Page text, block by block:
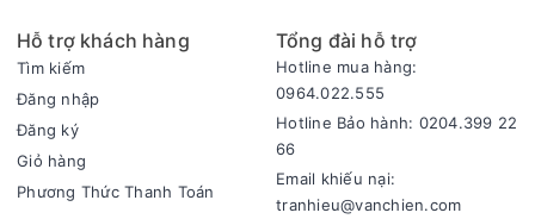
thiết kế với độ chắc chắn cao, các nan lồng được đan khít
chặt chẽ theo tiêu chuẩn an toàn nghiêm ngặt. Cấu trúc này
đảm bảo an toàn tuyệt đối cho người sử dụng, đặc biệt là trẻ
em khi tiếp xúc gần với quạt. Khả năng giảm thiểu tổn thương
được tối ưu hóa ở mức cao nhất, ngay cả khi vô tình chạm
vào quạt trong lúc hoạt động. Đây là yếu tố quan trọng giúp
gia đình yên tâm sử dụng sản phẩm hàng ngày.
Hỗ trợ khách hàng
Tìm kiếm
Đăng nhập
Đăng ký
Giỏ hàng
Phương Thức Thanh Toán
Tổng đài hỗ trợ
Hotline mua hàng:
0964.022.555
Hotline Bảo hành: 0204.399 22
66
Email khiếu nại:
tranhieu@vanchien.com